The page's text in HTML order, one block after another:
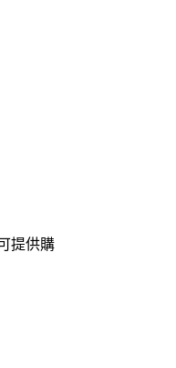
提供購